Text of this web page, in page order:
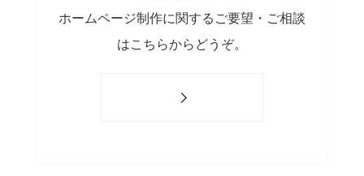
ホームページ制作に関するご要望・ご相談
はこちらからどうぞ。